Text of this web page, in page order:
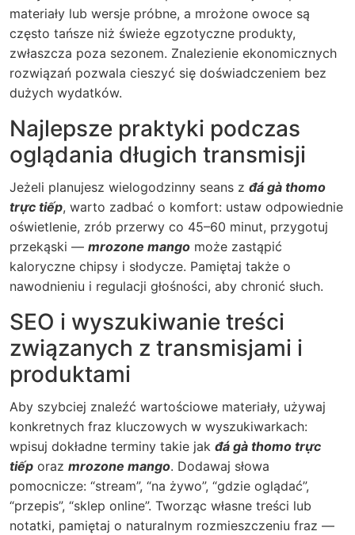
materiały lub wersje próbne, a mrożone owoce są
często tańsze niż świeże egzotyczne produkty,
zwłaszcza poza sezonem. Znalezienie ekonomicznych
rozwiązań pozwala cieszyć się doświadczeniem bez
dużych wydatków.
Najlepsze praktyki podczas
oglądania długich transmisji
Jeżeli planujesz wielogodzinny seans z đá gà thomo
trực tiếp, warto zadbać o komfort: ustaw odpowiednie
oświetlenie, zrób przerwy co 45–60 minut, przygotuj
przekąski — mrozone mango może zastąpić
kaloryczne chipsy i słodycze. Pamiętaj także o
nawodnieniu i regulacji głośności, aby chronić słuch.
SEO i wyszukiwanie treści
związanych z transmisjami i
produktami
Aby szybciej znaleźć wartościowe materiały, używaj
konkretnych fraz kluczowych w wyszukiwarkach:
wpisuj dokładne terminy takie jak đá gà thomo trực
tiếp oraz mrozone mango. Dodawaj słowa
pomocnicze: “stream”, “na żywo”, “gdzie oglądać”,
“przepis”, “sklep online”. Tworząc własne treści lub
notatki, pamiętaj o naturalnym rozmieszczeniu fraz —